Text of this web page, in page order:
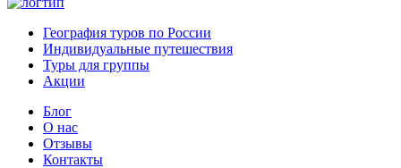
География туров по России
Индивидуальные путешествия
Туры для группы
Акции
Блог
О нас
Отзывы
Контакты